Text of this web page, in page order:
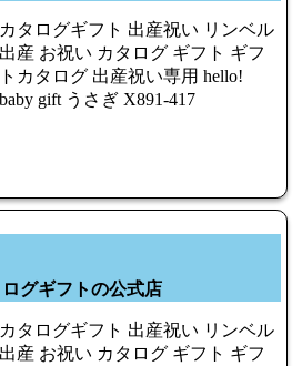
カタログギフト 出産祝い リンベル
出産 お祝い カタログ ギフト ギフ
トカタログ 出産祝い専用 hello!
baby gift うさぎ X891-417
グギフトの公式店
カタログギフト 出産祝い リンベル
出産 お祝い カタログ ギフト ギフ